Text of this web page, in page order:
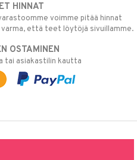
HINNAT
voimme pitää hinnat
varma, että teet löytöjä sivuillamme.
OSTAMINEN
tai asiakastilin kautta